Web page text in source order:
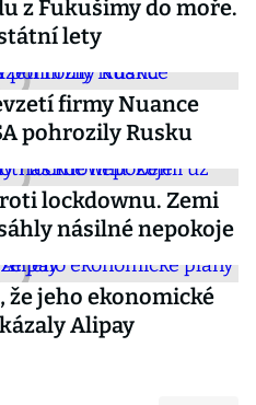
z Fukušimy do moře.
lety
firmy Nuance
pohrozily Rusku
lockdownu. Zemi
násilné nepokoje
jeho ekonomické
Alipay